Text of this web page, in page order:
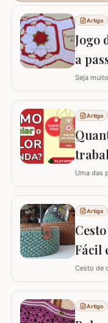
Artigo
Jogo
a
vaso
Seja
tapete
a passo
complete
peça com
Artigo
Uma das
quem já
pelas
de cobrar
hoje eu
Artigo
Fácil
Cesto de
Artigo